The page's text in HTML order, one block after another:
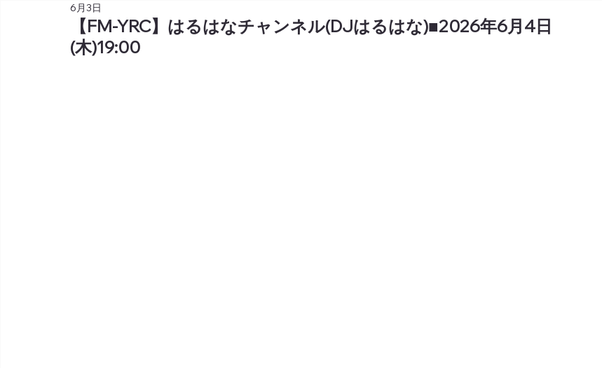
番組審議会
【FM-YRC】はるはなチャンネル(DJはるはな)■2026年6月4日
(木)19:00
6月3日